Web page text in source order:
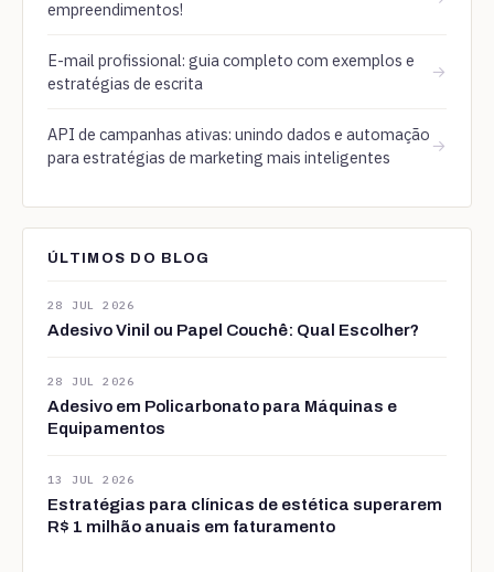
empreendimentos!
E-mail profissional: guia completo com exemplos e
estratégias de escrita
→
API de campanhas ativas: unindo dados e automação
para estratégias de marketing mais inteligentes
→
ÚLTIMOS DO BLOG
28 JUL 2026
Adesivo Vinil ou Papel Couchê: Qual Escolher?
28 JUL 2026
Adesivo em Policarbonato para Máquinas e
Equipamentos
13 JUL 2026
Estratégias para clínicas de estética superarem
R$ 1 milhão anuais em faturamento